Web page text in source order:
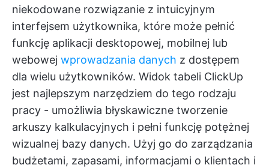
niekodowane rozwiązanie z intuicyjnym
interfejsem użytkownika, które może pełnić
funkcję aplikacji desktopowej, mobilnej lub
webowej wprowadzania danych z dostępem
dla wielu użytkowników. Widok tabeli ClickUp
jest najlepszym narzędziem do tego rodzaju
pracy - umożliwia błyskawiczne tworzenie
arkuszy kalkulacyjnych i pełni funkcję potężnej
wizualnej bazy danych. Użyj go do zarządzania
budżetami, zapasami, informacjami o klientach i